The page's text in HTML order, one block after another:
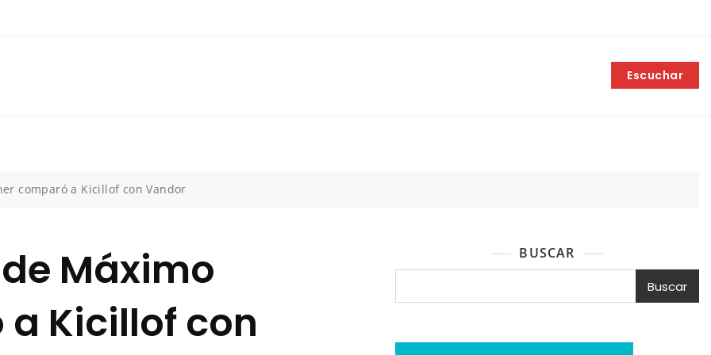
Escuchar
comparó a Kicillof con Vandor
Máximo
Kicillof con
BUSCAR
Buscar